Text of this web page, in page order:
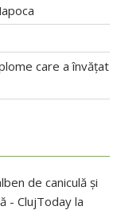
care a învățat
de caniculă și
- ClujToday la